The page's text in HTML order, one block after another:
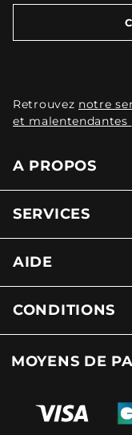
Retrouvez notre
et malentendantes
A PROPOS
SERVICES
AIDE
CONDITIONS
MOYENS DE